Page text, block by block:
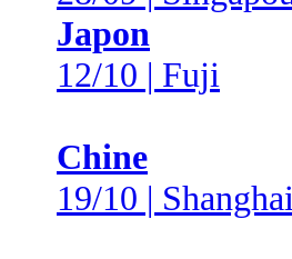
Japon
12/10 | Fuji
Chine
19/10 | Shanghai